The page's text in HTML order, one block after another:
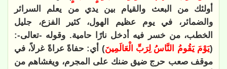
أولئك من البعث والقيام بين يدي من يعلم السرائر
والضمائر، في يوم عظيم الهول، كثير الفزع، جليل
الخطب، من خسر فيه أدخل نارًا حامية. وقوله -تعالى-:
(يَوْمَ يَقُومُ النَّاسُ لِرَبِّ الْعَالَمِينَ) أي: حفاةً عراةً غرلاً، في
موقف صعب حرج ضيق ضنك على المجرم، ويغشاهم من